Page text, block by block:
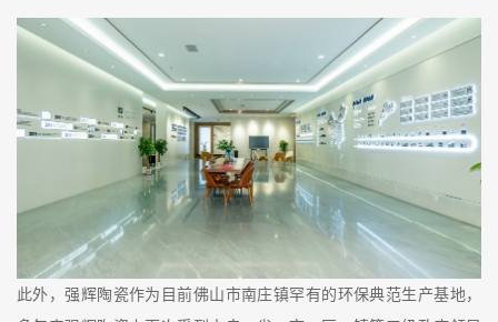
此外，强辉陶瓷作为目前佛山市南庄镇罕有的环保典范生产基地，